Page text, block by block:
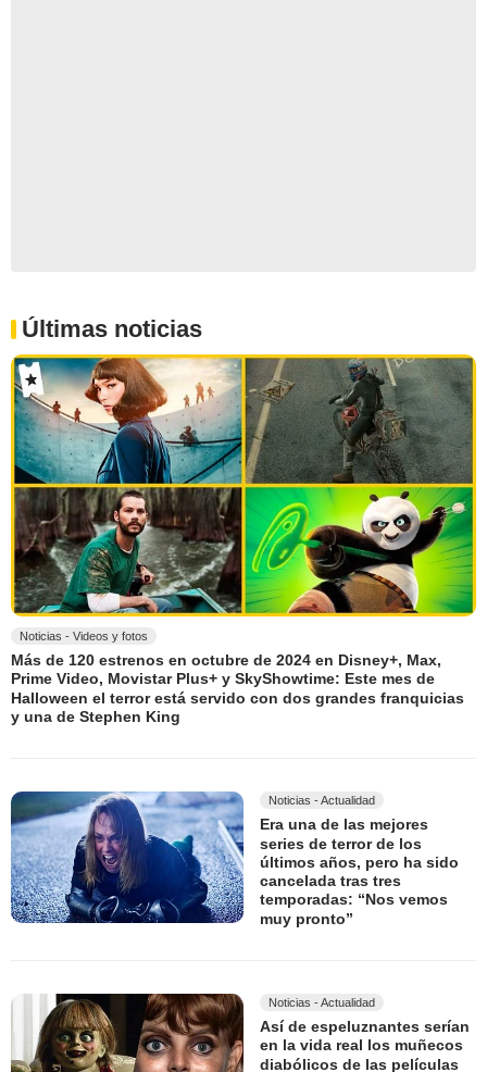
Últimas noticias
Noticias - Videos y fotos
Más de 120 estrenos en octubre de 2024 en Disney+, Max,
Prime Video, Movistar Plus+ y SkyShowtime: Este mes de
Halloween el terror está servido con dos grandes franquicias
y una de Stephen King
Noticias - Actualidad
Era una de las mejores
series de terror de los
últimos años, pero ha sido
cancelada tras tres
temporadas: “Nos vemos
muy pronto”
Noticias - Actualidad
Así de espeluznantes serían
en la vida real los muñecos
diabólicos de las películas